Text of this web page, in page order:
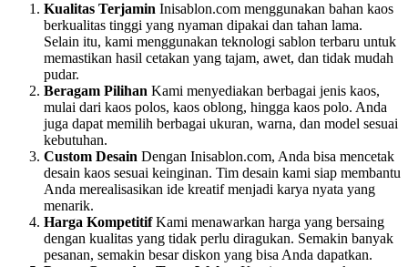
Kualitas Terjamin Inisablon.com menggunakan bahan kaos
berkualitas tinggi yang nyaman dipakai dan tahan lama.
Selain itu, kami menggunakan teknologi sablon terbaru untuk
memastikan hasil cetakan yang tajam, awet, dan tidak mudah
pudar.
Beragam Pilihan Kami menyediakan berbagai jenis kaos,
mulai dari kaos polos, kaos oblong, hingga kaos polo. Anda
juga dapat memilih berbagai ukuran, warna, dan model sesuai
kebutuhan.
Custom Desain Dengan Inisablon.com, Anda bisa mencetak
desain kaos sesuai keinginan. Tim desain kami siap membantu
Anda merealisasikan ide kreatif menjadi karya nyata yang
menarik.
Harga KompetitifKami menawarkan harga yang bersaing
dengan kualitas yang tidak perlu diragukan. Semakin banyak
pesanan, semakin besar diskon yang bisa Anda dapatkan.